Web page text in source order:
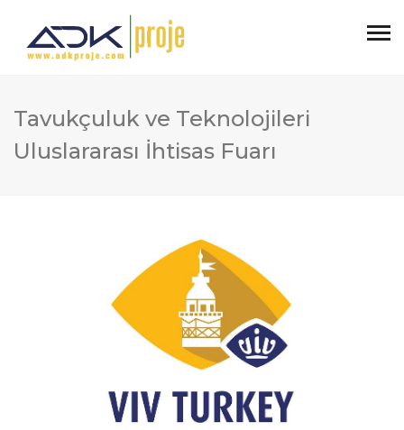
Tavukçuluk ve Teknolojileri
Uluslararası İhtisas Fuarı